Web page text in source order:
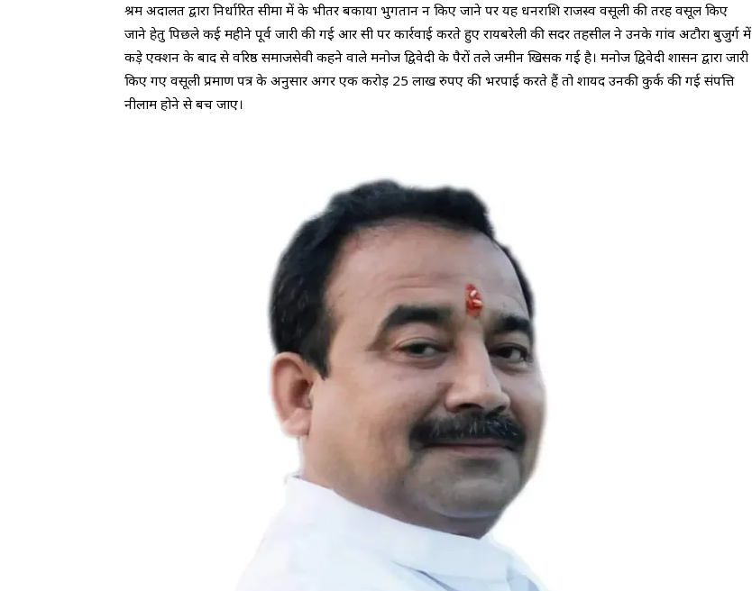
श्रम अदालत द्वारा निर्धारित सीमा में के भीतर बकाया भुगतान न किए जाने पर यह धनराशि राजस्व वसूली की तरह वसूल किए
जाने हेतु पिछले कई महीने पूर्व जारी की गई आर सी पर कार्रवाई करते हुए रायबरेली की सदर तहसील ने उनके गांव अटौरा बुजुर्ग में
कड़े एक्शन के बाद से वरिष्ठ समाजसेवी कहने वाले मनोज द्विवेदी के पैरों तले जमीन खिसक गई है। मनोज द्विवेदी शासन द्वारा जारी
किए गए वसूली प्रमाण पत्र के अनुसार अगर एक करोड़ 25 लाख रुपए की भरपाई करते हैं तो शायद उनकी कुर्क की गई संपत्ति
नीलाम होने से बच जाए।